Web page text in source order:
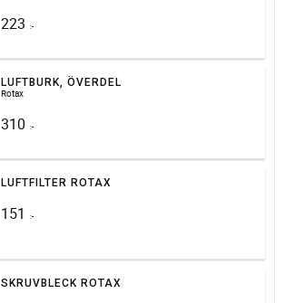
223 :-
LUFTBURK, ÖVERDEL
Rotax
310 :-
LUFTFILTER ROTAX
151 :-
SKRUVBLECK ROTAX